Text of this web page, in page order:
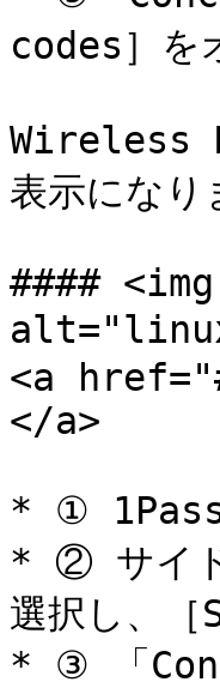
codes］を
Wireless
表示になり
####
<a
</a>
* ①
* ② サイド
選択し、
* ③ 「